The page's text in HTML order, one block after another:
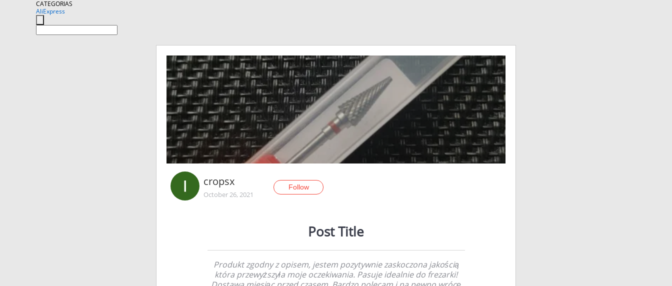
CATEGORIAS
AliExpress
cropsx
October 26, 2021
Follow
Post Title
Produkt zgodny z opisem, jestem pozytywnie zaskoczona jakością
która przewyższyła moje oczekiwania. Pasuje idealnie do frezarki!